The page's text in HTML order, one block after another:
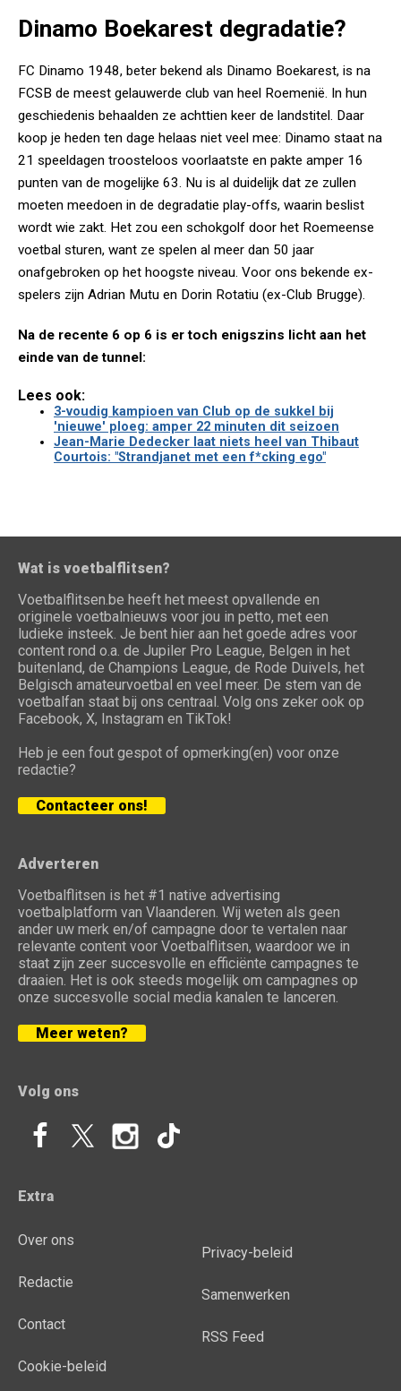
Dinamo Boekarest degradatie?
FC Dinamo 1948, beter bekend als Dinamo Boekarest, is na
FCSB de meest gelauwerde club van heel Roemenië. In hun
geschiedenis behaalden ze achttien keer de landstitel. Daar
koop je heden ten dage helaas niet veel mee: Dinamo staat na
21 speeldagen troosteloos voorlaatste en pakte amper 16
punten van de mogelijke 63. Nu is al duidelijk dat ze zullen
moeten meedoen in de degradatie play-offs, waarin beslist
wordt wie zakt. Het zou een schokgolf door het Roemeense
voetbal sturen, want ze spelen al meer dan 50 jaar
onafgebroken op het hoogste niveau. Voor ons bekende ex-
spelers zijn Adrian Mutu en Dorin Rotatiu (ex-Club Brugge).
Na de recente 6 op 6 is er toch enigszins licht aan het
einde van de tunnel:
Lees ook:
3-voudig kampioen van Club op de sukkel bij
'nieuwe' ploeg: amper 22 minuten dit seizoen
Jean-Marie Dedecker laat niets heel van Thibaut
Courtois: "Strandjanet met een f*cking ego"
Wat is voetbalflitsen?
Voetbalflitsen.be heeft het meest opvallende en
originele voetbalnieuws voor jou in petto, met een
ludieke insteek. Je bent hier aan het goede adres voor
content rond o.a. de Jupiler Pro League, Belgen in het
buitenland, de Champions League, de Rode Duivels, het
Belgisch amateurvoetbal en veel meer. De stem van de
voetbalfan staat bij ons centraal. Volg ons zeker ook op
Facebook, X, Instagram en TikTok!
Heb je een fout gespot of opmerking(en) voor onze
redactie?
Contacteer ons!
Adverteren
Voetbalflitsen is het #1 native advertising
voetbalplatform van Vlaanderen. Wij weten als geen
ander uw merk en/of campagne door te vertalen naar
relevante content voor Voetbalflitsen, waardoor we in
staat zijn zeer succesvolle en efficiënte campagnes te
draaien. Het is ook steeds mogelijk om campagnes op
onze succesvolle social media kanalen te lanceren.
Meer weten?
Volg ons
Extra
Over ons
Redactie
Contact
Cookie-beleid
Privacy-beleid
Samenwerken
RSS Feed